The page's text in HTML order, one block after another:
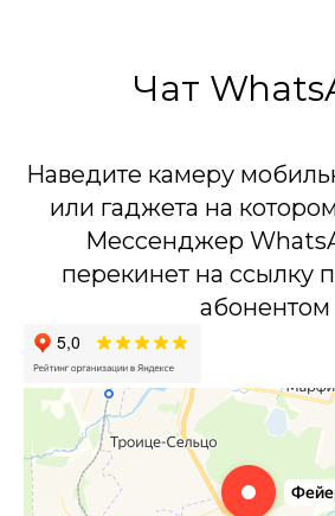
Чат
Наведите камеру
или гаджета на
Мессенджер
перекинет на ссылку
абонентом